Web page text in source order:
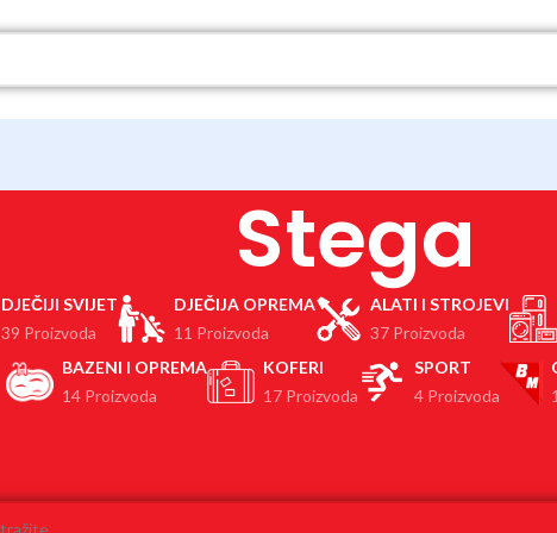
Stega
DJEČIJI SVIJET
39 Proizvoda
DJEČIJA OPREMA
11 Proizvoda
ALATI I STROJEVI
37 Proizvoda
BAZENI I OPREMA
14 Proizvoda
KOFERI
17 Proizvoda
SPORT
4 Proizvoda